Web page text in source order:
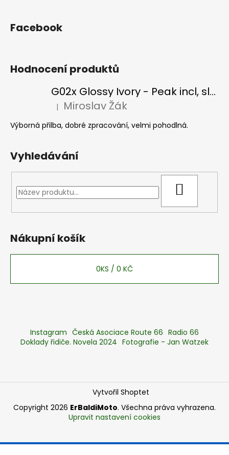
Facebook
Hodnocení produktů
G02x Glossy Ivory - Peak incl, slonová kost
Hodnocení produktu je 5 z 5 hvězdiček.
| Miroslav Žák
Výborná přilba, dobré zpracování, velmi pohodlná.
Vyhledávání
Nákupní košík
0KS / 0 KČ
Instagram Česká Asociace Route 66 Radio 66
Doklady řidiče. Novela 2024 Fotografie - Jan Watzek
Vytvořil Shoptet
Copyright 2026 ErBaldiMoto. Všechna práva vyhrazena.
Upravit nastavení cookies